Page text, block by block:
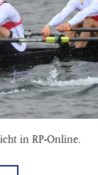
in RP-Online.